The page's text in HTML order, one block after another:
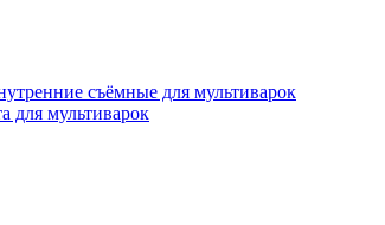
съёмные для мультиварок
для мультиварок